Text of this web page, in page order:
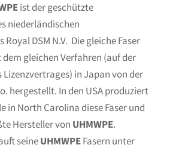
ist der geschützte
niederländischen
Royal DSM N.V. Die gleiche Faser
gleichen Verfahren (auf der
Lizenzvertrages) in Japan von der
hergestellt. In den USA produziert
in North Carolina diese Faser und
Hersteller von UHMWPE.
seineUHMWPEFasern unter